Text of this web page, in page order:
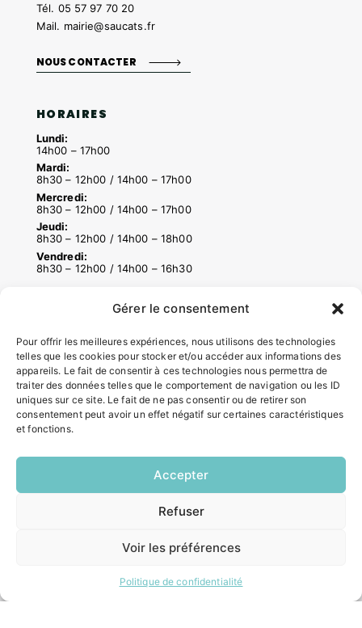
Gérer le consentement
Pour offrir les meilleures expériences, nous utilisons des technologies
telles que les cookies pour stocker et/ou accéder aux informations des
appareils. Le fait de consentir à ces technologies nous permettra de
traiter des données telles que le comportement de navigation ou les ID
uniques sur ce site. Le fait de ne pas consentir ou de retirer son
consentement peut avoir un effet négatif sur certaines caractéristiques
et fonctions.
Accepter
Refuser
Voir les préférences
Politique de confidentialité
Tél. 05 57 97 70 20
Mail. mairie@saucats.fr
NOUS CONTACTER
HORAIRES
Lundi:
14h00 – 17h00
Mardi:
8h30 – 12h00 / 14h00 – 17h00
Mercredi:
8h30 – 12h00 / 14h00 – 17h00
Jeudi:
8h30 – 12h00 / 14h00 – 18h00
Vendredi:
8h30 – 12h00 / 14h00 – 16h30
Contacter la mairie
Pôle santé
Le Saucatais
Formalités administratives
Restauration scolaire
Demander un composteur